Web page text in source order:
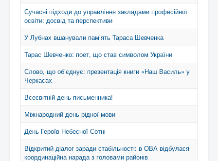
Сучасні підходи до управління закладами професійної
освіти: досвід та перспективи
У Лубнах вшанували пам’ять Тараса Шевченка
Тарас Шевченко: поет, що став символом України
Слово, що об’єднує: презентація книги «Наш Василь» у
Черкасах
Всесвітній день письменника!
Міжнародний день рідної мови
День Героїв Небесної Сотні
Відкритий діалог заради стабільності: в ОВА відбулася
координаційна нарада з головами районів